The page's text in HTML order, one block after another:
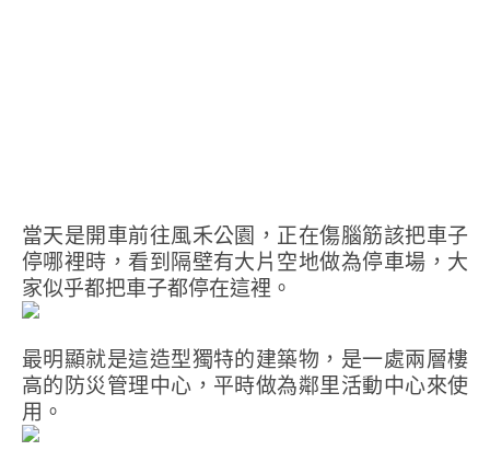
當天是開車前往風禾公園，正在傷腦筋該把車子
停哪裡時，看到隔壁有大片空地做為停車場，大
家似乎都把車子都停在這裡。
最明顯就是這造型獨特的建築物，是一處兩層樓
高的防災管理中心，平時做為鄰里活動中心來使
用。